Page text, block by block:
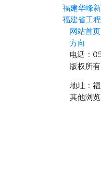
福建华峰
福建省工
网站首页
方向
电话：
版权所有
地址：
其他浏览